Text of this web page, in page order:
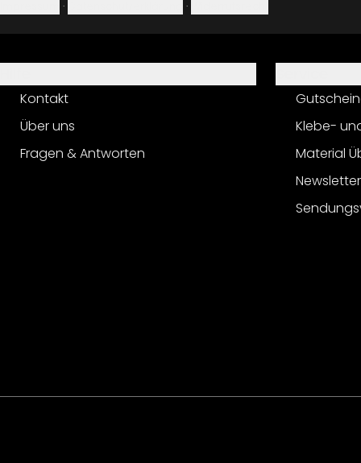
· ·
Kontakt
Über uns
Fragen & Antworten
Klebe-
Material